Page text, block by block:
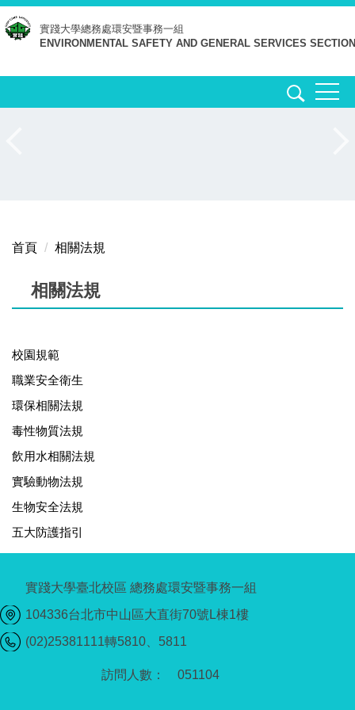
跳
到
要
實踐大學總務處環安暨事務一組
ENVIRONMENTAL SAFETY AND GENERAL SERVICES SECTION
首頁 相關法規
相關法規
校園規範
職業安全衛生
環保相關法規
毒性物質法規
飲用水相關法規
實驗動物法規
生物安全法規
五大防護指引
051104
實踐大學臺北校區 總務處環安暨事務一組
104336台北市中山區大直街70號L棟1樓
(02)25381111轉5810、5811